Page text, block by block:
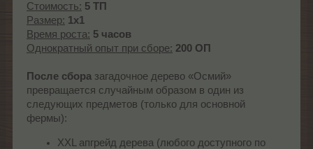
Стоимость: 5 ТП
Размер: 1x1
Время роста: 5 часов
Однократный опыт при сборе: 200 ОП
После сбора загадочное дерево «Осмий»
превращается случайным образом в один из
следующих предметов (только для основной
фермы):
XXL апгрейд дерева (любого доступного по